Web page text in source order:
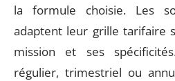
la formule choisie. Les
adaptent leur grille tarifaire
mission et ses
régulier, trimestriel ou